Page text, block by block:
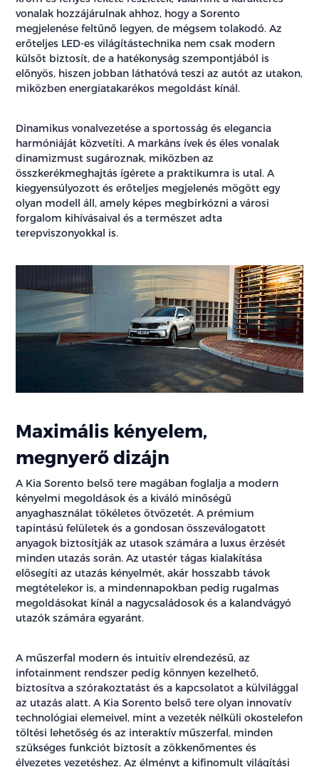
vonalak hozzájárulnak ahhoz, hogy a Sorento
megjelenése feltűnő legyen, de mégsem tolakodó. Az
erőteljes LED-es világítástechnika nem csak modern
külsőt biztosít, de a hatékonyság szempontjából is
előnyös, hiszen jobban láthatóvá teszi az autót az utakon,
miközben energiatakarékos megoldást kínál.
Dinamikus vonalvezetése a sportosság és elegancia
harmóniáját közvetíti. A markáns ívek és éles vonalak
dinamizmust sugároznak, miközben az
összkerékmeghajtás ígérete a praktikumra is utal. A
kiegyensúlyozott és erőteljes megjelenés mögött egy
olyan modell áll, amely képes megbirkózni a városi
forgalom kihívásaival és a természet adta
terepviszonyokkal is.
Maximális kényelem,
megnyerő dizájn
A Kia Sorento belső tere magában foglalja a modern
kényelmi megoldások és a kiváló minőségű
anyaghasználat tökéletes ötvözetét. A prémium
tapintású felületek és a gondosan összeválogatott
anyagok biztosítják az utasok számára a luxus érzését
minden utazás során. Az utastér tágas kialakítása
elősegíti az utazás kényelmét, akár hosszabb távok
megtételekor is, a mindennapokban pedig rugalmas
megoldásokat kínál a nagycsaládosok és a kalandvágyó
utazók számára egyaránt.
A műszerfal modern és intuitív elrendezésű, az
infotainment rendszer pedig könnyen kezelhető,
biztosítva a szórakoztatást és a kapcsolatot a külvilággal
az utazás alatt. A Kia Sorento belső tere olyan innovatív
technológiai elemeivel, mint a vezeték nélküli okostelefon
töltési lehetőség és az interaktív műszerfal, minden
szükséges funkciót biztosít a zökkenőmentes és
élvezetes vezetéshez. Az élményt a kifinomult világítási